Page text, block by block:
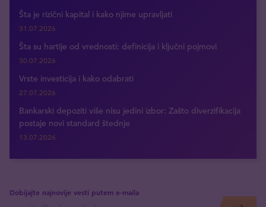
Šta je rizični kapital i kako njime upravljati
31.07.2026
Šta su hartije od vrednosti: definicija i ključni pojmovi
30.07.2026
Vrste investicija i kako odabrati
27.07.2026
Bankarski depoziti više nisu jedini izbor: Zašto diverzifikacija
postaje novi standard štednje
13.07.2026
Dobijajte najnovije vesti putem e-maila